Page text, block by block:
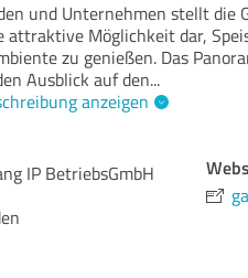
und Unternehmen stellt die
attraktive Möglichkeit dar,
zu genießen. Das
Ausblick auf den...
anzeigen
IP BetriebsGmbH